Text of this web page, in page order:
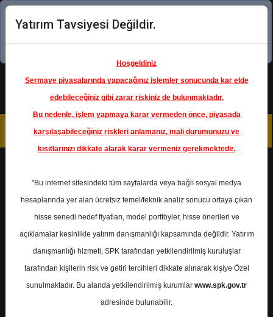
Şimdi uygulamayı indirin!
KRDMD- KARDEMİR KARABÜK
DEMİR ÇELİK (D)
Hedef Fiyat 32.06 ₺
Getiri
%0.00
Yatırım Tavsiyesi Değildir.
Hoşgeldiniz
Sermaye piyasalarında yapacağınız işlemler sonucunda kar elde
edebileceğiniz gibi zarar riskiniz de bulunmaktadır.
Bu nedenle, işlem yapmaya karar vermeden önce, piyasada
karşılaşabileceğiniz riskleri anlamanız, mali durumunuzu ve
kısıtlarınızı dikkate alarak karar vermeniz gerekmektedir.
"Bu internet sitesindeki tüm sayfalarda veya bağlı sosyal medya
hesaplarında yer alan ücretsiz temel/teknik analiz sonucu ortaya çıkan
hisse senedi hedef fiyatları, model portföyler, hisse önerileri ve
açıklamalar kesinlikle yatırım danışmanlığı kapsamında değildir. Yatırım
danışmanlığı hizmeti, SPK tarafından yetkilendirilmiş kuruluşlar
tarafından kişilerin risk ve getiri tercihleri dikkate alınarak kişiye Özel
sunulmaktadır. Bu alanda yetkilendirilmiş kurumlar www.spk.gov.tr
adresinde bulunabilir.